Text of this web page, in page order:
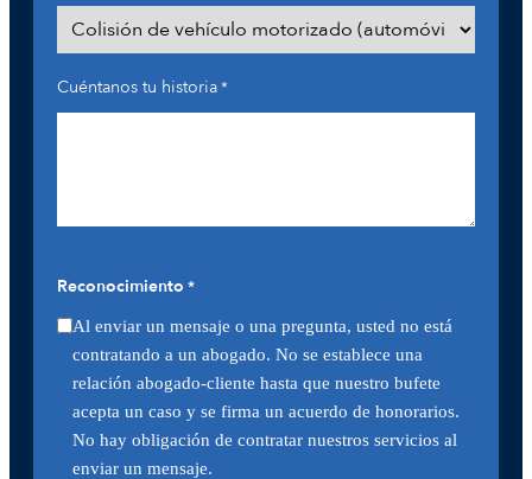
Cuéntanos tu historia*
Reconocimiento *
Al enviar un mensaje o una pregunta, usted no está
contratando a un abogado. No se establece una
relación abogado-cliente hasta que nuestro bufete
acepta un caso y se firma un acuerdo de honorarios.
No hay obligación de contratar nuestros servicios al
enviar un mensaje.